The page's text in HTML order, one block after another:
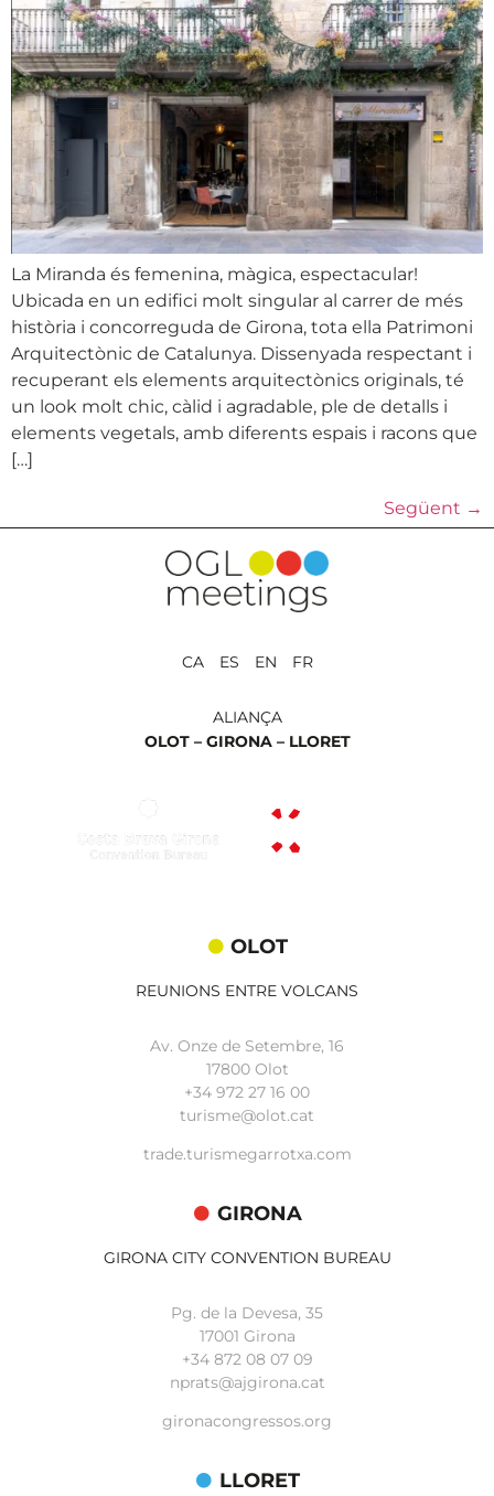
La Miranda és femenina, màgica, espectacular!
Ubicada en un edifici molt singular al carrer de més
història i concorreguda de Girona, tota ella Patrimoni
Arquitectònic de Catalunya. Dissenyada respectant i
recuperant els elements arquitectònics originals, té
un look molt chic, càlid i agradable, ple de detalls i
elements vegetals, amb diferents espais i racons que
[…]
Següent →
CA ES EN FR
ALIANÇA
OLOT – GIRONA – LLORET
OLOT
REUNIONS ENTRE VOLCANS
Av. Onze de Setembre, 16
17800 Olot
+34 972 27 16 00
turisme@olot.cat
trade.turismegarrotxa.com
GIRONA
GIRONA CITY CONVENTION BUREAU
Pg. de la Devesa, 35
17001 Girona
+34 872 08 07 09
nprats@ajgirona.cat
gironacongressos.org
LLORET